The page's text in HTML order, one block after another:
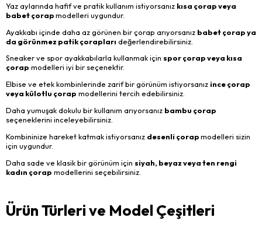
Yaz aylarında hafif ve pratik kullanım istiyorsanız kısa çorap veya
babet çorapmodelleri uygundur.
Ayakkabı içinde daha az görünen bir çorap arıyorsanız babet çorap ya
da görünmez patik çorapları değerlendirebilirsiniz.
Sneaker ve spor ayakkabılarla kullanmak için spor çorap veya kısa
çorap modelleri iyi bir seçenektir.
Elbise ve etek kombinlerinde zarif bir görünüm istiyorsanız ince çorap
veya külotlu çorap modellerini tercih edebilirsiniz.
Daha yumuşak dokulu bir kullanım arıyorsanız bambu çorap
seçeneklerini inceleyebilirsiniz.
Kombininize hareket katmak istiyorsanız desenli çorapmodelleri sizin
için uygundur.
Daha sade ve klasik bir görünüm için siyah, beyaz veya ten rengi
kadın çorap modellerini seçebilirsiniz.
Ürün Türleri ve Model Çeşitleri